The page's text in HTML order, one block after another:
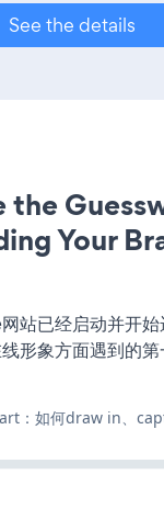
See the details
the
Your
站已经启动并开始
形象方面遇到的
：如何draw in、